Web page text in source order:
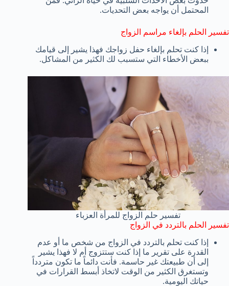
المحتمل أن يواجه بعض التحديات.
تفسير الحلم بإلغاء مراسم الزواج
إذا كنت تحلم بإلغاء حفل زواجك فهذا يشير إلى قيامك
ببعض الأخطاء التي ستسبب لك الكثير من المشاكل.
تفسير حلم الزواج للمرأة العزباء
تفسير الحلم بالتردد في الزواج
إذا كنت تحلم بالتردد في الزواج من شخص ما أو عدم
القدرة على تقرير ما إذا كنت ستتزوج أم لا فهذا يشير
إلى أن طبيعتك غير حاسمة. فأنت دائماً ما تكون متردداً
وتستغرق الكثير من الوقت لاتخاذ أبسط القرارات في
حياتك اليومية.